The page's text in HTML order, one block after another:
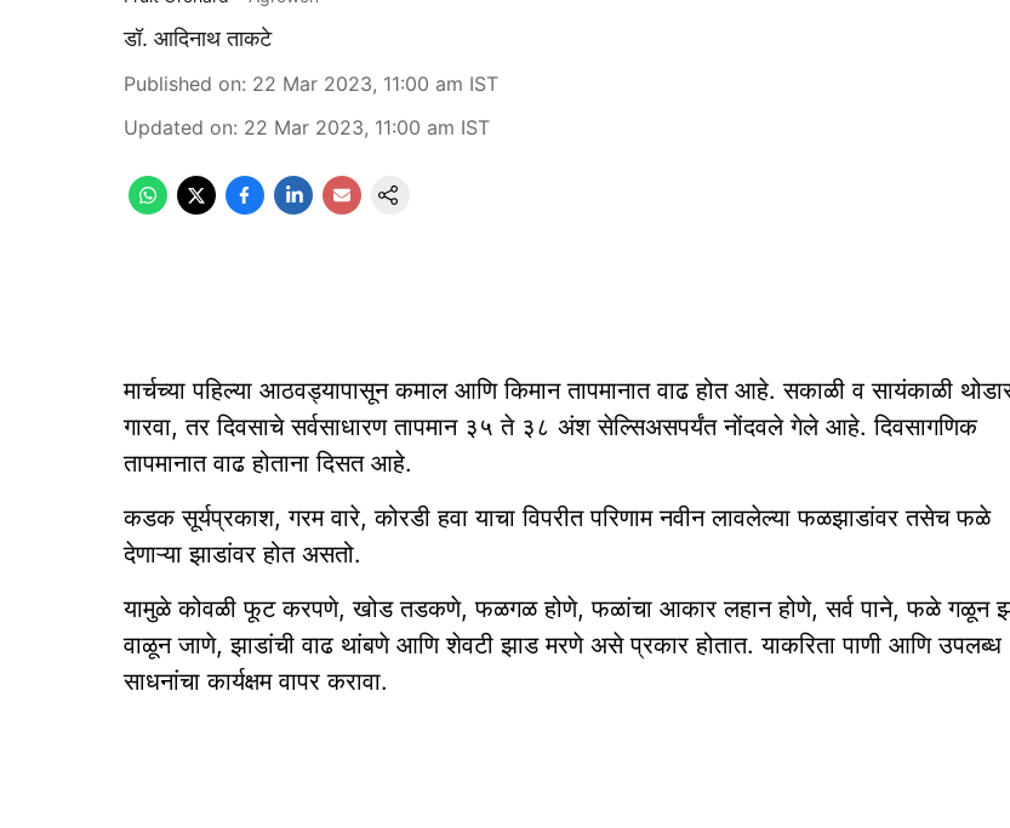
डॉ. आदिनाथ ताकटे
Published on: 22 Mar 2023, 11:00 am IST
Updated on: 22 Mar 2023, 11:00 am IST
मार्चच्या पहिल्या आठवड्यापासून कमाल आणि किमान तापमानात वाढ होत आहे. सकाळी व सायंकाळी
गारवा, तर दिवसाचे सर्वसाधारण तापमान ३५ ते ३८ अंश सेल्सिअसपर्यंत नोंदवले गेले आहे. दिवसागणिक
तापमानात वाढ होताना दिसत आहे.
कडक सूर्यप्रकाश, गरम वारे, कोरडी हवा याचा विपरीत परिणाम नवीन लावलेल्या फळझाडांवर तसेच फळे
देणाऱ्या झाडांवर होत असतो.
यामुळे कोवळी फूट करपणे, खोड तडकणे, फळगळ होणे, फळांचा आकार लहान होणे, सर्व पाने, फळे गळून
वाळून जाणे, झाडांची वाढ थांबणे आणि शेवटी झाड मरणे असे प्रकार होतात. याकरिता पाणी आणि उपलब्ध
साधनांचा कार्यक्षम वापर करावा.